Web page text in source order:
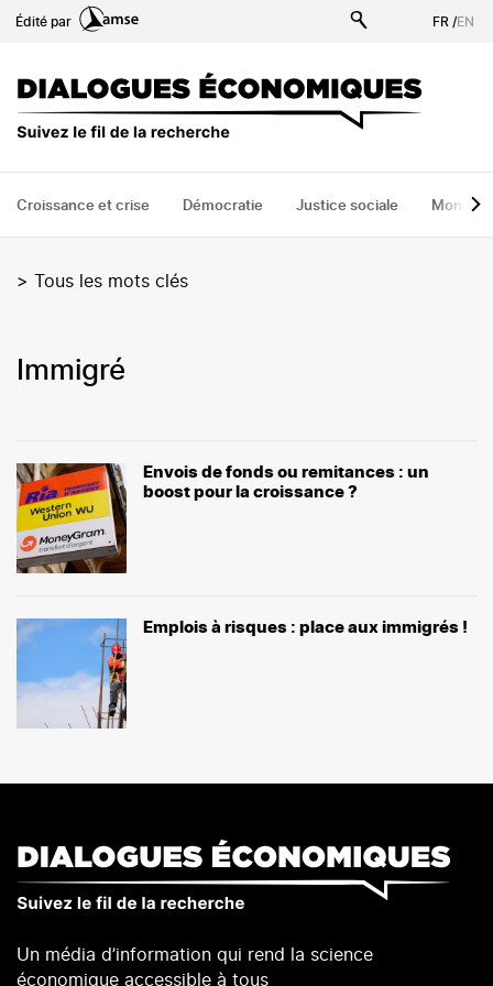
au
FR /EN
Édité par
Croissance et crise Démocratie Justice sociale Monde
> Tous les mots clés
immigré
Envois de fonds ou remitances : un
boost pour la croissance ?
Emplois à risques : place aux immigrés !
Un média d’information qui rend la science
économique accessible à tous